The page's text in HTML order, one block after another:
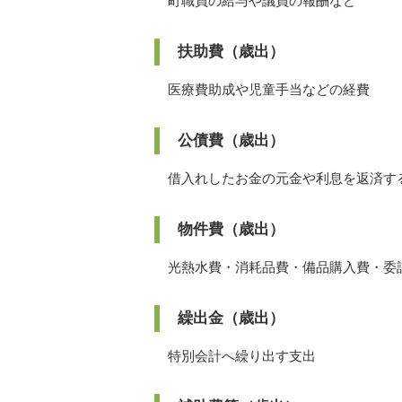
扶助費（歳出）
医療費助成や児童手当などの経費
公債費（歳出）
借入れしたお金の元金や利息を返済す
物件費（歳出）
光熱水費・消耗品費・備品購入費・委
繰出金（歳出）
特別会計へ繰り出す支出